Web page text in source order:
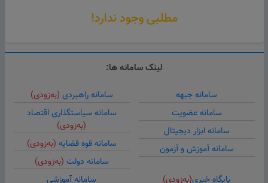
مطلبی وجود ندارد!
لینک سامانه ها:
سامانه جبهه
سامانه عضویت
سامانه ابزار دیجیتال
سامانه آموزش و آزمون
سامانه راهبردی (به‌زودی)
سامانه سیاستگذاری اقتصاد
(به‌زودی)
سامانه قوه قضایه (به‌زودی)
سامانه دولت (به‌زودی)
پایگاه خبری(به‌زودی) سامانه آموزشی